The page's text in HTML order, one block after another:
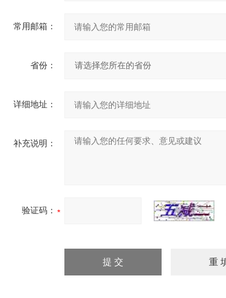
常用邮箱：
省份：
详细地址：
补充说明：
验证码：